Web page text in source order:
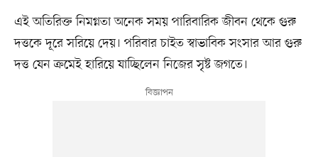
এই অতিরিক্ত নিমগ্নতা অনেক সময় পারিবারিক জীবন থেকে গুরু
দত্তকে দূরে সরিয়ে দেয়। পরিবার চাইত স্বাভাবিক সংসার আর গুরু
দত্ত যেন ক্রমেই হারিয়ে যাচ্ছিলেন নিজের সৃষ্ট জগতে।